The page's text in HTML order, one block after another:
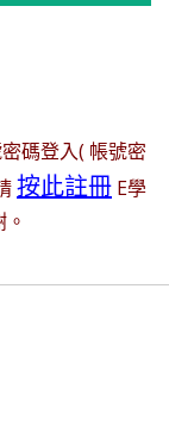
碼登入( 帳號密
按此註冊 E學